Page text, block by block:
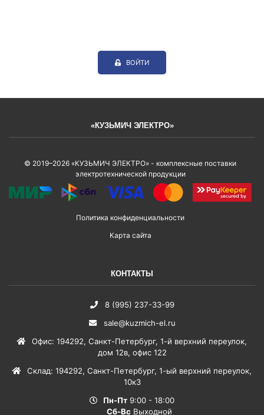
ВОЙТИ
«КУЗЬМИЧ ЭЛЕКТРО»
© 2019–2026 «КУЗЬМИЧ ЭЛЕКТРО» - комплексные поставки
электротехнической продукции
Политика конфиденциальности
Карта сайта
КОНТАКТЫ
8 (995) 237-33-99
sale@kuzmich-el.ru
Офис: 194292, Санкт-Петербург, 1-й верхний переулок,
дом 12в, офис 122
Склад: 194292, Санкт-Петербург, 1-ый верхний переулок,
10к3
Пн-Пт 9:00 - 18:00
Сб-Вс Выходной